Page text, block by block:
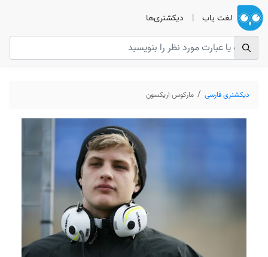
لغت یاب | دیکشنری‌ها
دیکشنری فارسی مارکوس اریکسون